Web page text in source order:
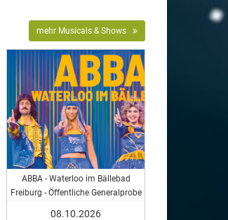
mehr Musicals & Shows
ABBA - Waterloo im Bällebad
Freiburg - Öffentliche Generalprobe
08.10.2026